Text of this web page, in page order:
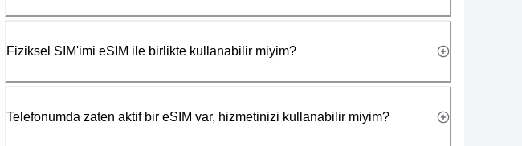
Fiziksel SIM'imi eSIM ile birlikte kullanabilir miyim?
Telefonumda zaten aktif bir eSIM var, hizmetinizi kullanabilir miyim?